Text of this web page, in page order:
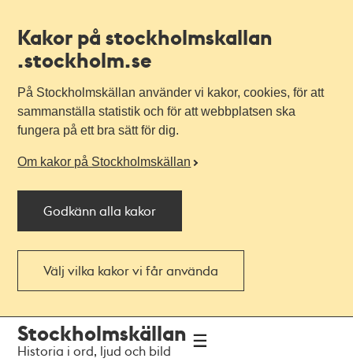
Kakor på stockholmskallan
.stockholm.se
På Stockholmskällan använder vi kakor, cookies, för att
sammanställa statistik och för att webbplatsen ska
fungera på ett bra sätt för dig.
Om kakor på Stockholmskällan
Godkänn alla kakor
Välj vilka kakor vi får använda
navigationen
huvudinnehållet
Stockholmskällan
Historia i ord, ljud och bild